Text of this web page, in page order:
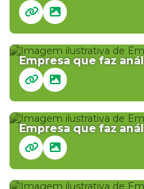
Empresa que faz
Empresa que faz